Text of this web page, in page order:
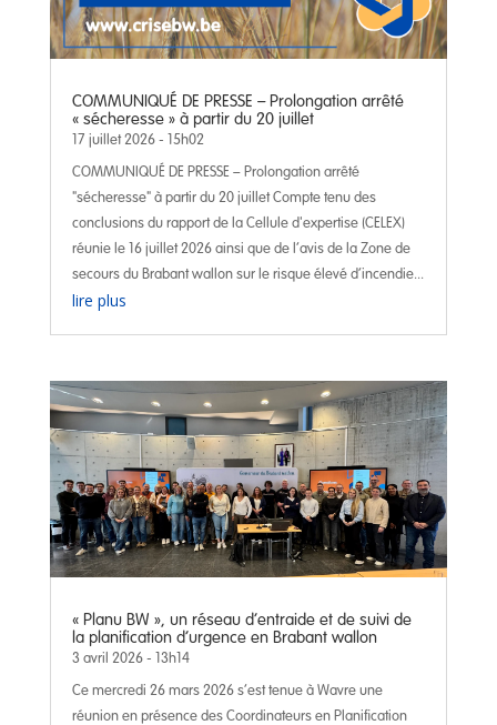
COMMUNIQUÉ DE PRESSE – Prolongation arrêté
« sécheresse » à partir du 20 juillet
17 juillet 2026 - 15h02
COMMUNIQUÉ DE PRESSE – Prolongation arrêté
"sécheresse" à partir du 20 juillet Compte tenu des
conclusions du rapport de la Cellule d'expertise (CELEX)
réunie le 16 juillet 2026 ainsi que de l’avis de la Zone de
secours du Brabant wallon sur le risque élevé d’incendie...
lire plus
« Planu BW », un réseau d’entraide et de suivi de
la planification d’urgence en Brabant wallon
3 avril 2026 - 13h14
Ce mercredi 26 mars 2026 s’est tenue à Wavre une
réunion en présence des Coordinateurs en Planification